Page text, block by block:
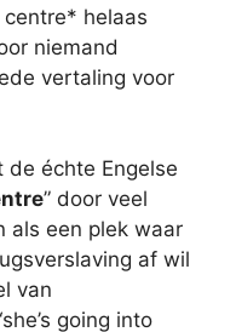
helaas
niemand
vertaling voor
échte Engelse
” door veel
als een plek waar
af wil
van
going into